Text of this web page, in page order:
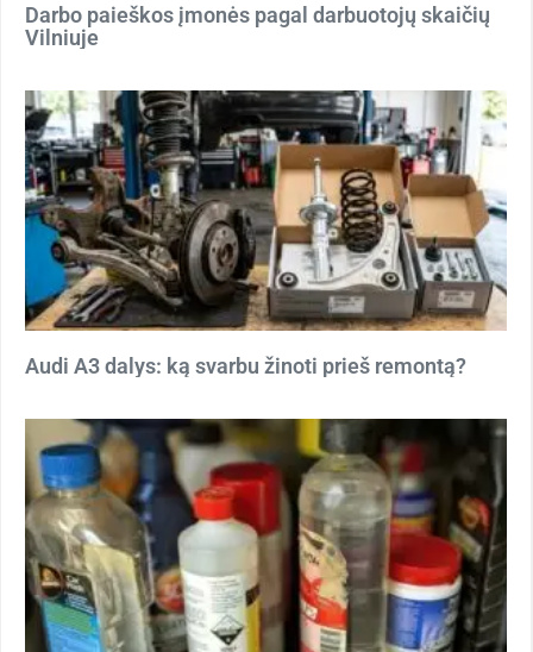
Darbo paieškos įmonės pagal darbuotojų skaičių
Vilniuje
Audi A3 dalys: ką svarbu žinoti prieš remontą?